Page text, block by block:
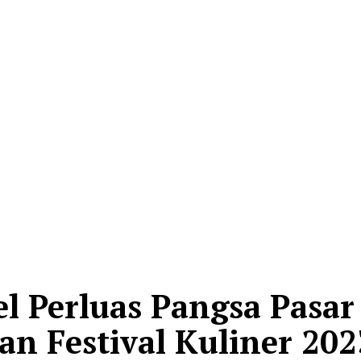
Perluas Pangsa Pasar
Festival Kuliner